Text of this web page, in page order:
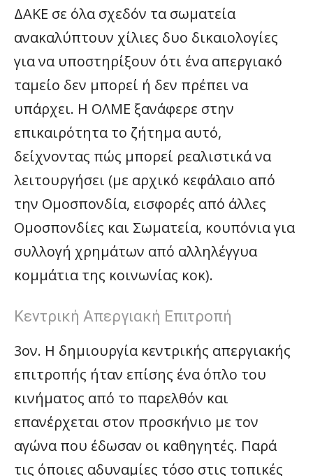
ΔΑΚΕ σε όλα σχεδόν τα σωματεία
ανακαλύπτουν χίλιες δυο δικαιολογίες
για να υποστηρίξουν ότι ένα απεργιακό
ταμείο δεν μπορεί ή δεν πρέπει να
υπάρχει. Η ΟΛΜΕ ξανάφερε στην
επικαιρότητα το ζήτημα αυτό,
δείχνοντας πώς μπορεί ρεαλιστικά να
λειτουργήσει (με αρχικό κεφάλαιο από
την Ομοσπονδία, εισφορές από άλλες
Ομοσπονδίες και Σωματεία, κουπόνια για
συλλογή χρημάτων από αλληλέγγυα
κομμάτια της κοινωνίας κοκ).
Κεντρική Απεργιακή Επιτροπή
3ον. Η δημιουργία κεντρικής απεργιακής
επιτροπής ήταν επίσης ένα όπλο του
κινήματος από το παρελθόν και
επανέρχεται στον προσκήνιο με τον
αγώνα που έδωσαν οι καθηγητές. Παρά
τις όποιες αδυναμίες τόσο στις τοπικές